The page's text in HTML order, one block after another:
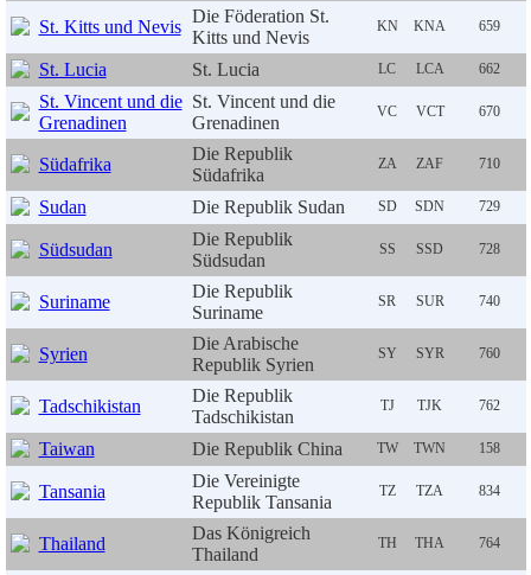
St. Kitts und Nevis
Die Föderation St.
Kitts und Nevis
KN KNA 659
St. Lucia St. Lucia LC LCA 662
St. Vincent und die
Grenadinen
St. Vincent und die
Grenadinen
VC VCT 670
Südafrika
Die Republik
Südafrika
ZA ZAF 710
Sudan Die Republik Sudan SD SDN 729
Südsudan
Die Republik
Südsudan
SS SSD 728
Suriname
Die Republik
Suriname
SR SUR 740
Syrien
Die Arabische
Republik Syrien
SY SYR 760
Tadschikistan
Die Republik
Tadschikistan
TJ TJK 762
Taiwan Die Republik China TW TWN 158
Tansania
Die Vereinigte
Republik Tansania
TZ TZA 834
Thailand
Das Königreich
Thailand
TH THA 764